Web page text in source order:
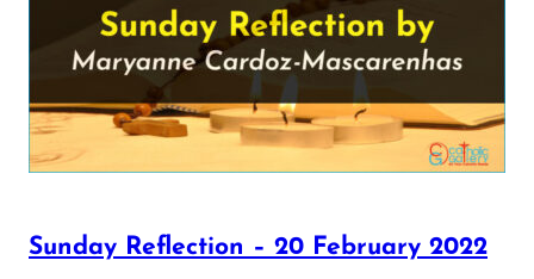
Sunday Reflection – 20 February 2022